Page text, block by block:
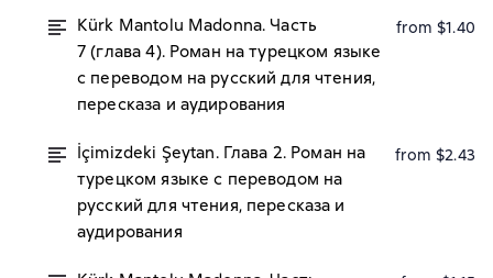
Kürk Mantolu Madonna. Часть
7 (глава 4). Роман на турецком языке
с переводом на русский для чтения,
пересказа и аудирования
from $1.40
İçimizdeki Şeytan. Глава 2. Роман на
турецком языке с переводом на
русский для чтения, пересказа и
аудирования
from $2.43